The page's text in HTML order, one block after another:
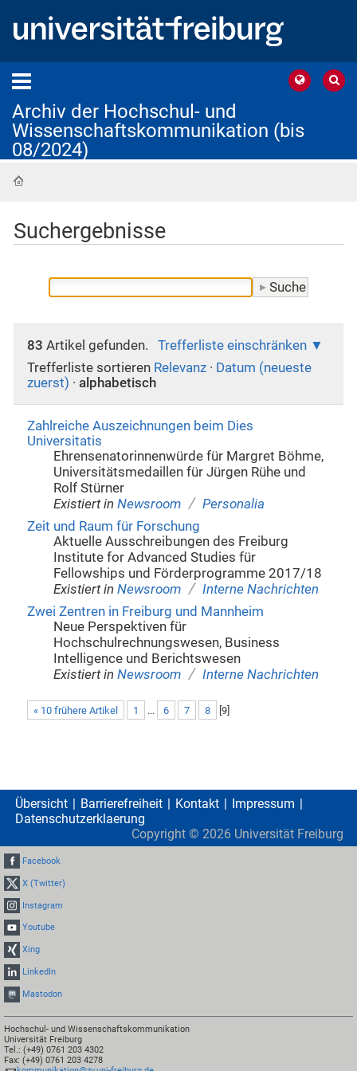
Archiv der Hochschul- und
Wissenschaftskommunikation (bis
08/2024)
Suchergebnisse
83 Artikel gefunden.
Trefferliste einschränken
Trefferliste sortieren Relevanz · Datum (neueste
zuerst) · alphabetisch
Zahlreiche Auszeichnungen beim Dies
Universitatis
Ehrensenatorinnenwürde für Margret Böhme,
Universitätsmedaillen für Jürgen Rühe und
Rolf Stürner
Existiert in Newsroom / Personalia
Zeit und Raum für Forschung
Aktuelle Ausschreibungen des Freiburg
Institute for Advanced Studies für
Fellowships und Förderprogramme 2017/18
Existiert in Newsroom / Interne Nachrichten
Zwei Zentren in Freiburg und Mannheim
Neue Perspektiven für
Hochschulrechnungswesen, Business
Intelligence und Berichtswesen
Existiert in Newsroom / Interne Nachrichten
« 10 frühere Artikel 1 ... 6 7 8 [9]
Übersicht Barrierefreiheit Kontakt
Impressum
Datenschutzerklaerung
Copyright © 2026 Universität Freiburg
Facebook
X (Twitter)
Instagram
Youtube
Xing
LinkedIn
Mastodon
Hochschul- und Wissenschaftskommunikation
Universität Freiburg
Tel.: (+49) 0761 203 4302
Fax: (+49) 0761 203 4278